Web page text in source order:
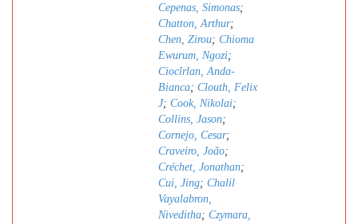
Cepenas, Simonas;
Chatton, Arthur;
Chen, Zirou; Chioma
Ewurum, Ngozi;
Ciocîrlan, Anda-
Bianca; Clouth, Felix
J; Cook, Nikolai;
Collins, Jason;
Cornejo, Cesar;
Craveiro, João;
Créchet, Jonathan;
Cui, Jing; Chalil
Vayalabron,
Niveditha; Czymara,